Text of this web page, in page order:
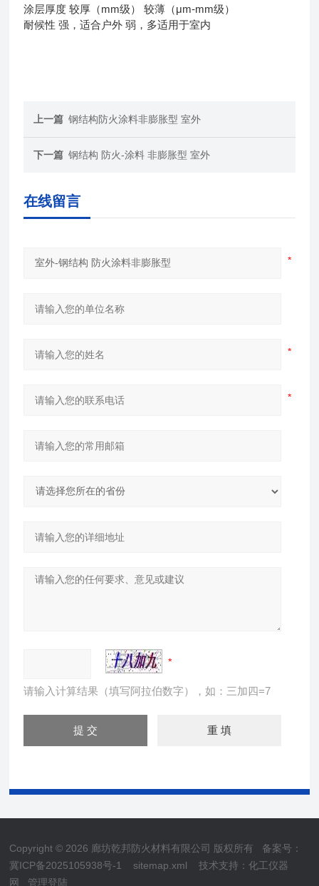
涂层厚度 较厚（mm级） 较薄（μm-mm级）
耐候性 强，适合户外 弱，多适用于室内
上一篇 钢结构防火涂料非膨胀型 室外
下一篇 钢结构 防火-涂料 非膨胀型 室外
在线留言
请输入计算结果（填写阿拉伯数字），如：三加四=7
Copyright © 2026 廊坊乾邦防火材料有限公司 版权所有 备案号：
冀ICP备2025105938号-1
sitemap.xml 技术支持：化工仪器
网
管理登陆